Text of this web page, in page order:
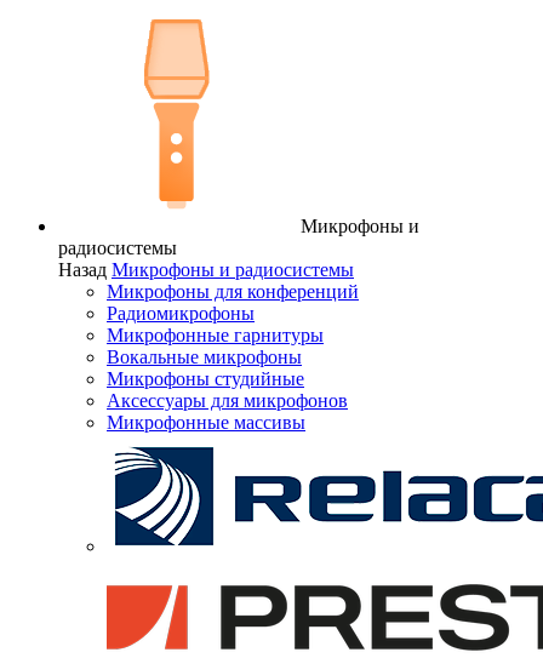
Микрофоны и
радиосистемы
Назад Микрофоны и радиосистемы
Микрофоны для конференций
Радиомикрофоны
Микрофонные гарнитуры
Вокальные микрофоны
Микрофоны студийные
Аксессуары для микрофонов
Микрофонные массивы